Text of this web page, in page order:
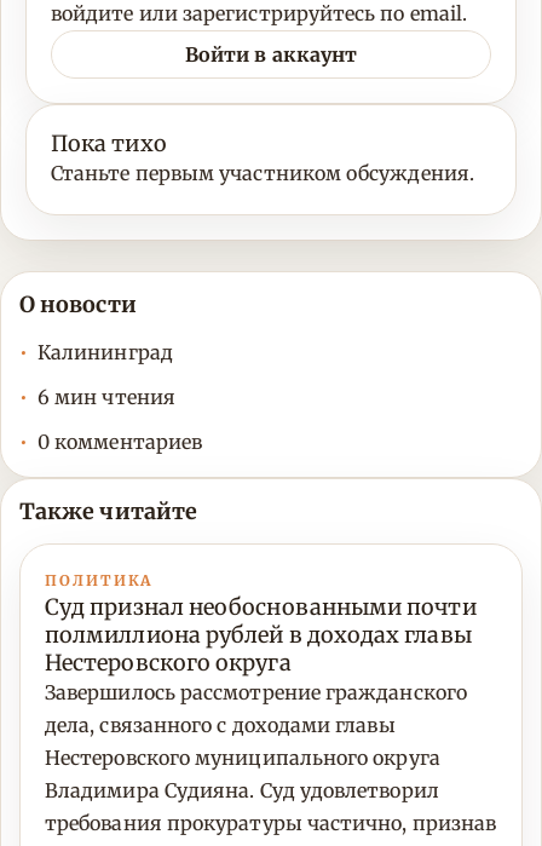
войдите или зарегистрируйтесь по email.
Войти в аккаунт
Пока тихо
Станьте первым участником обсуждения.
О новости
Калининград
6 мин чтения
0 комментариев
Также читайте
ПОЛИТИКА
Суд признал необоснованными почти
полмиллиона рублей в доходах главы
Нестеровского округа
Завершилось рассмотрение гражданского
дела, связанного с доходами главы
Нестеровского муниципального округа
Владимира Судияна. Суд удовлетворил
требования прокуратуры частично, признав